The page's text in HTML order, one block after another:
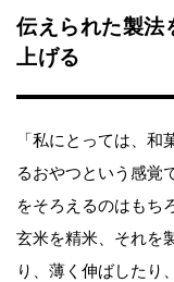
伝えられた製法
上げる
「私にとっては、
るおやつという感覚
をそろえるのはもち
玄米を精米、それを
り、薄く伸ばしたり